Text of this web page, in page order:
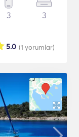
3 3
(1 yorumlar)
5.0